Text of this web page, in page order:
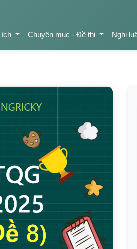
ích Chuyên mục - Đề thi Nghị